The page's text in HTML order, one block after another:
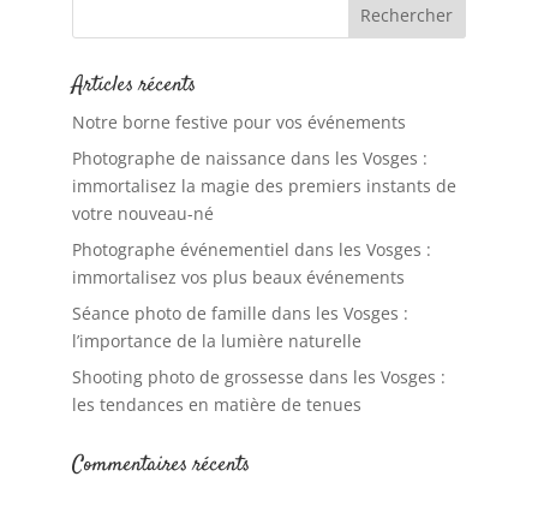
Articles récents
Notre borne festive pour vos événements
Photographe de naissance dans les Vosges :
immortalisez la magie des premiers instants de
votre nouveau-né
Photographe événementiel dans les Vosges :
immortalisez vos plus beaux événements
Séance photo de famille dans les Vosges :
l’importance de la lumière naturelle
Shooting photo de grossesse dans les Vosges :
les tendances en matière de tenues
Commentaires récents